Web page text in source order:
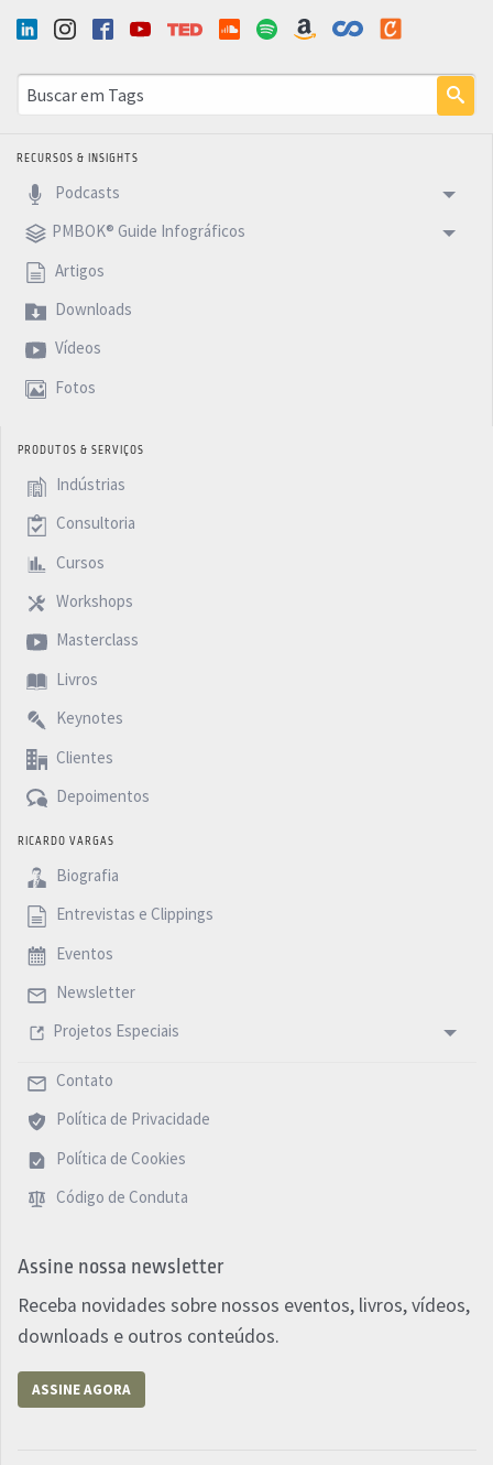
RECURSOS & INSIGHTS
Podcasts
PMBOK® Guide Infográficos
Artigos
Downloads
Vídeos
Fotos
PRODUTOS & SERVIÇOS
Indústrias
Consultoria
Cursos
Workshops
Masterclass
Livros
Keynotes
Clientes
Depoimentos
RICARDO VARGAS
Biografia
Entrevistas e Clippings
Eventos
Newsletter
Projetos Especiais
Contato
Política de Privacidade
Política de Cookies
Código de Conduta
Assine nossa newsletter
Receba novidades sobre nossos eventos, livros, vídeos,
downloads e outros conteúdos.
ASSINE AGORA